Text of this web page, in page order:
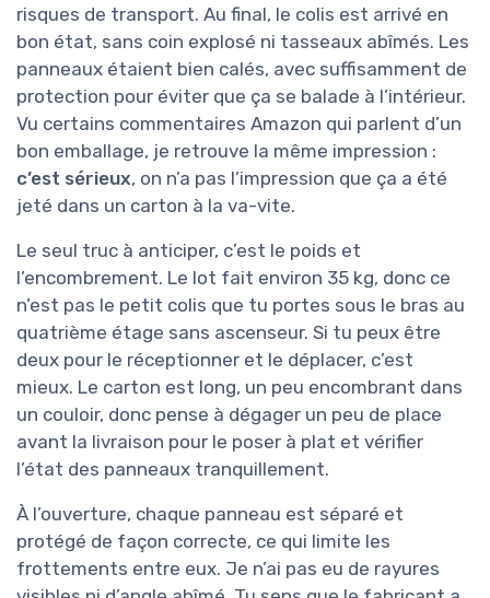
risques de transport. Au final, le colis est arrivé en
bon état, sans coin explosé ni tasseaux abîmés. Les
panneaux étaient bien calés, avec suffisamment de
protection pour éviter que ça se balade à l’intérieur.
Vu certains commentaires Amazon qui parlent d’un
bon emballage, je retrouve la même impression :
c’est sérieux, on n’a pas l’impression que ça a été
jeté dans un carton à la va-vite.
Le seul truc à anticiper, c’est le poids et
l’encombrement. Le lot fait environ 35 kg, donc ce
n’est pas le petit colis que tu portes sous le bras au
quatrième étage sans ascenseur. Si tu peux être
deux pour le réceptionner et le déplacer, c’est
mieux. Le carton est long, un peu encombrant dans
un couloir, donc pense à dégager un peu de place
avant la livraison pour le poser à plat et vérifier
l’état des panneaux tranquillement.
À l’ouverture, chaque panneau est séparé et
protégé de façon correcte, ce qui limite les
frottements entre eux. Je n’ai pas eu de rayures